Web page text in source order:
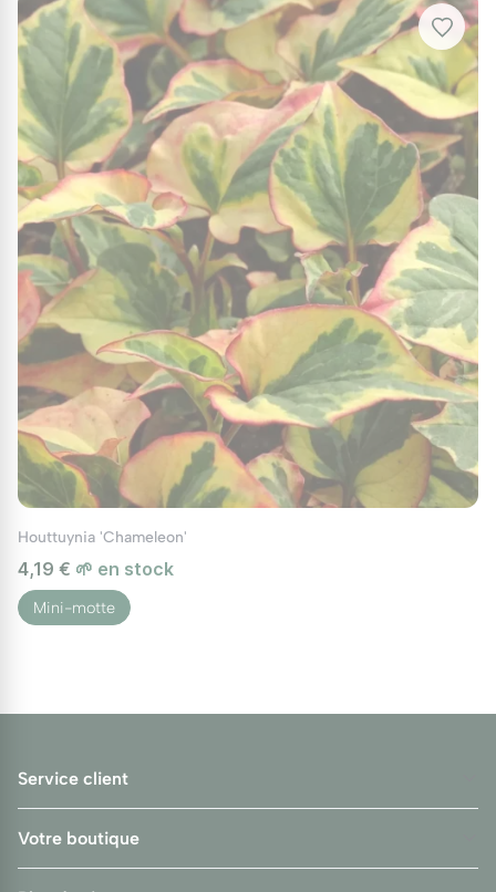
Houttuynia 'Chameleon'
4,19 € 🌱 en stock
Mini-motte
Service client
Votre boutique